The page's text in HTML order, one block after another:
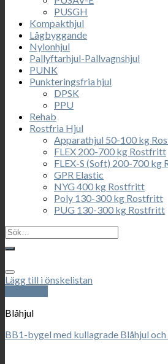
PUSGH
Kompakthjul
Lågbyggande
Nylonhjul
Pallyftarhjul-Pallvagnshjul
PUNK
Punkteringsfria hjul
DPSK
PPU
Rehab
Rostfria Hjul
Apparathjul 50-100 kg
FLEX 200-700 kg Rostfritt
FLEX-S (Soft) 200-700 kg
GPR Elastic
NYG 400 kg Rostfritt
Poly 130-300 kg Rostfritt
PUG 130-300 kg Rostfritt
Sök
efter:
Lägg till i önskelistan
Blåhjul
BB1-bygel med kullagrade Blåhjul